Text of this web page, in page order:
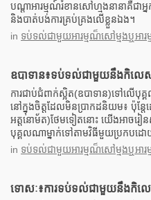
បណ្តាអារម្មណ៍រំខានសៅហ្មងនានាគឺជាអ្
និងបាត់បង់ការគ្រប់គ្រងលើខ្លួនឯង។
in ទប់ទល់ជាមួយអារម្មណ៏សៅម្មងឬអារម្
ឧបាទាន៖ទប់ទល់ជាមួយនឹងកិលេ
ការជាប់ជំពាក់ស្អិត(ឧបាទាន)ទៅលើបុគ្គ
នៅក្នុងចិត្តដែលមិនប្រាកដនិយម៖ ប៉ុន្ត
អត្តនោម័ត)ថែមទៀតនោះ យើងអាចរៀនសូ
បុគ្គលណាម្នាក់ទៅតាមវិធីមួយប្រកបដ
in ទប់ទល់ជាមួយអារម្មណ៏សៅម្មងឬអារម្
ទោសៈ៖ការទប់ទល់ជាមួយនឹងកិល